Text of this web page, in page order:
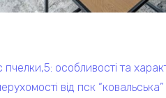
пчелки,5: особливості та
від пск “ковальська”